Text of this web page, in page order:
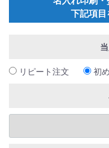
下記項目
リピート注文 初